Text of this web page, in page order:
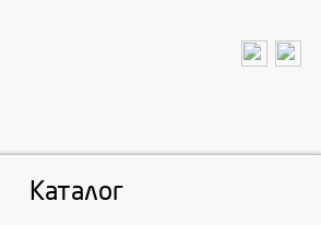
Каталог